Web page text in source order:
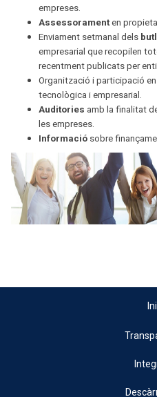
empreses.
Assessoramenten
Enviament setmanal dels
empresarial que recopilen
recentment publicats per
Organització i participació en
tecnològica i empresarial.
Auditories amb la finalitat
les empreses.
Informació sobre